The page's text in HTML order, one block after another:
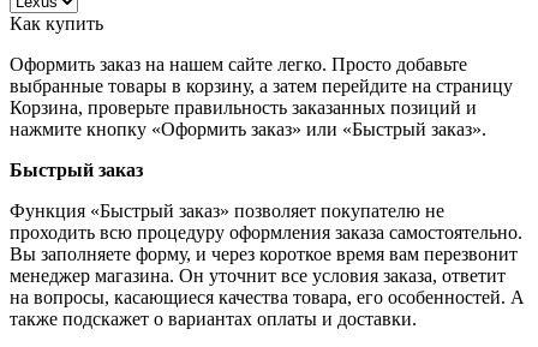
Как купить
Оформить заказ на нашем сайте легко. Просто добавьте
выбранные товары в корзину, а затем перейдите на страницу
Корзина, проверьте правильность заказанных позиций и
нажмите кнопку «Оформить заказ» или «Быстрый заказ».
Быстрый заказ
Функция «Быстрый заказ» позволяет покупателю не
проходить всю процедуру оформления заказа самостоятельно.
Вы заполняете форму, и через короткое время вам перезвонит
менеджер магазина. Он уточнит все условия заказа, ответит
на вопросы, касающиеся качества товара, его особенностей. А
также подскажет о вариантах оплаты и доставки.